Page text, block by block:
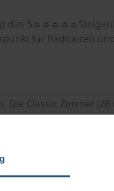
das
für Radtouren
Classic Zimmer
Minibar,
sowie große